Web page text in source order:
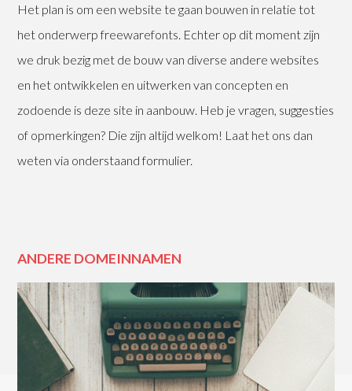
Het plan is om een website te gaan bouwen in relatie tot
het onderwerp freewarefonts. Echter op dit moment zijn
we druk bezig met de bouw van diverse andere websites
en het ontwikkelen en uitwerken van concepten en
zodoende is deze site in aanbouw. Heb je vragen, suggesties
of opmerkingen? Die zijn altijd welkom! Laat het ons dan
weten via onderstaand formulier.
ANDERE DOMEINNAMEN